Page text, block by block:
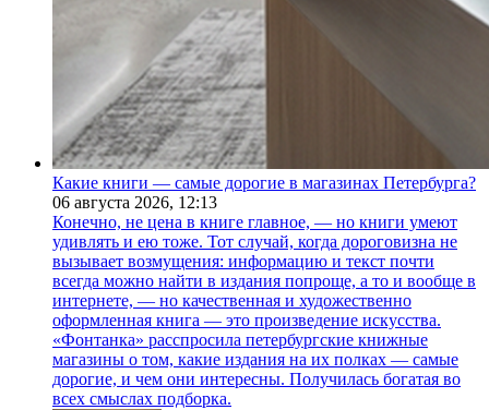
Какие книги — самые дорогие в магазинах Петербурга?
06 августа 2026, 12:13
Конечно, не цена в книге главное, — но книги умеют
удивлять и ею тоже. Тот случай, когда дороговизна не
вызывает возмущения: информацию и текст почти
всегда можно найти в издания попроще, а то и вообще в
интернете, — но качественная и художественно
оформленная книга — это произведение искусства.
«Фонтанка» расспросила петербургские книжные
магазины о том, какие издания на их полках — самые
дорогие, и чем они интересны. Получилась богатая во
всех смыслах подборка.